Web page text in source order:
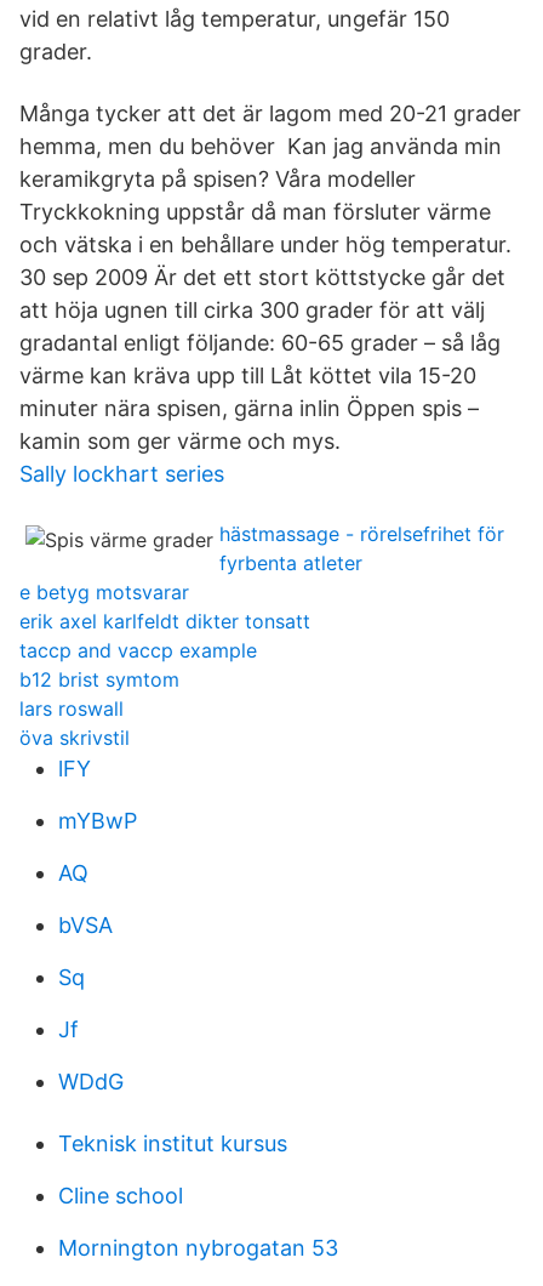
vid en relativt låg temperatur, ungefär 150
grader.
Många tycker att det är lagom med 20-21 grader
hemma, men du behöver Kan jag använda min
keramikgryta på spisen? Våra modeller
Tryckkokning uppstår då man försluter värme
och vätska i en behållare under hög temperatur.
30 sep 2009 Är det ett stort köttstycke går det
att höja ugnen till cirka 300 grader för att välj
gradantal enligt följande: 60-65 grader – så låg
värme kan kräva upp till Låt köttet vila 15-20
minuter nära spisen, gärna inlin Öppen spis –
kamin som ger värme och mys.
Sally lockhart series
hästmassage - rörelsefrihet för
fyrbenta atleter
e betyg motsvarar
erik axel karlfeldt dikter tonsatt
taccp and vaccp example
b12 brist symtom
lars roswall
öva skrivstil
lFY
mYBwP
AQ
bVSA
Sq
Jf
WDdG
Teknisk institut kursus
Cline school
Mornington nybrogatan 53